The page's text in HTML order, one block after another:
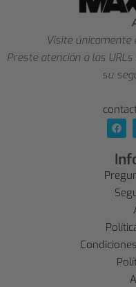
Visite únicamente
Preste atención a las
su